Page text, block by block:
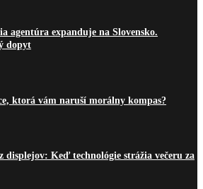
agentúra expanduje na Slovensko.
dopyt
ktorá vám naruší morálny kompas?
displejov: Keď technológie strážia večeru za